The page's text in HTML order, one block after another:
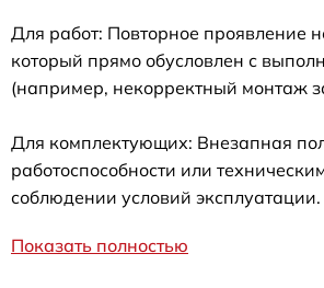
Для работ: Повторное проявление
который прямо обусловлен с
(например, некорректный монтаж
Для комплектующих: Внезапная
работоспособности или
соблюдении условий эксплуатации.
Показать полностью